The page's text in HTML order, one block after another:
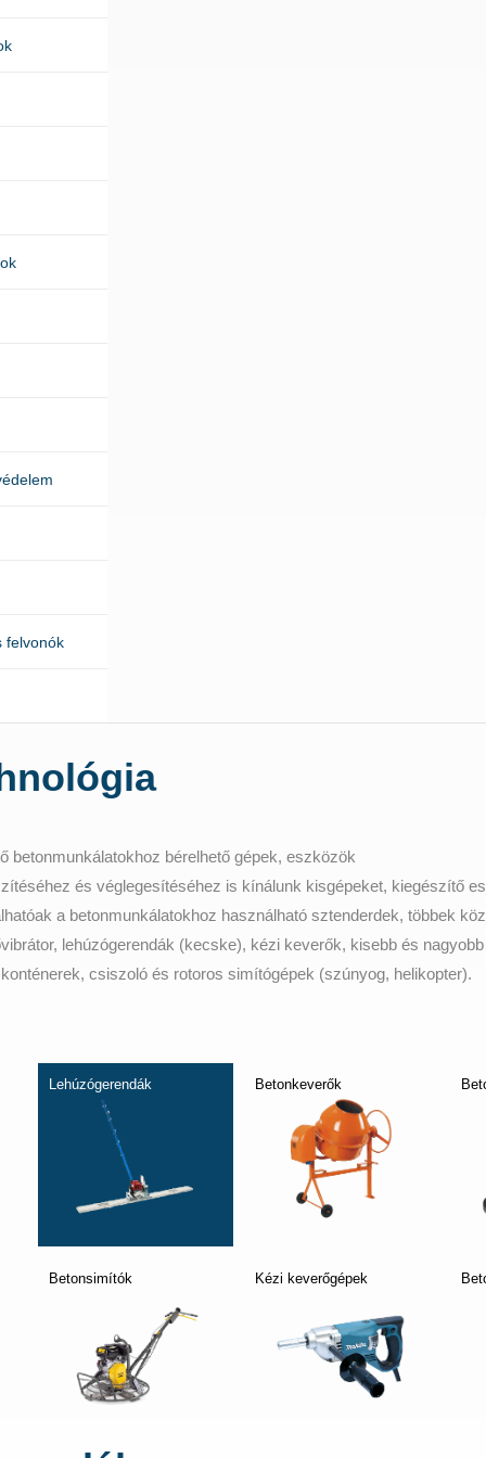
felvonók
betonmunkálatokhoz bérelhető gépek, eszközök
és véglegesítéséhez is kínálunk kisgépeket, kiegészítő
a betonmunkálatokhoz használható sztenderdek, többek
lehúzógerendák (kecske), kézi keverők, kisebb és
csiszoló és rotoros simítógépek (szúnyog, helikopter).
Lehúzógerendák Betonkeverők
Betonsimítók Kézi keverőgépek